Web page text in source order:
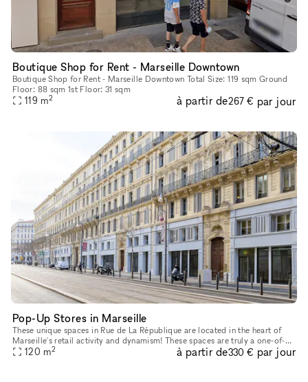
Boutique Shop for Rent - Marseille Downtown
Boutique Shop for Rent - Marseille Downtown Total Size: 119 sqm Ground
Floor: 88 sqm 1st Floor: 31 sqm
119 m2 à partir de267 € par jour
Pop-Up Stores in Marseille
These unique spaces in Rue de La République are located in the heart of
Marseille's retail activity and dynamism! These spaces are truly a one-of-
kind Retail Pop-Up Store opportunity to target the So
120 m2 à partir de330 € par jour